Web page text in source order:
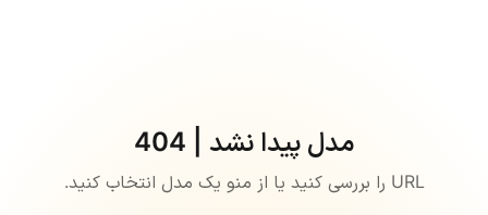
مدل پیدا نشد | 404
URL را بررسی کنید یا از منو یک مدل انتخاب کنید.